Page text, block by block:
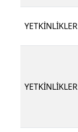
YETKİNLİKLER
YETKİNLİKLER